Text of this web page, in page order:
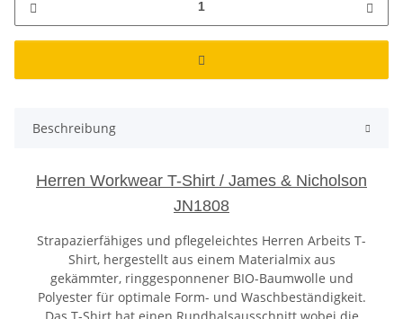
Beschreibung
Herren Workwear T-Shirt / James & Nicholson
JN1808
Strapazierfähiges und pflegeleichtes Herren Arbeits T-
Shirt, hergestellt aus einem Materialmix aus
gekämmter, ringgesponnener BIO-Baumwolle und
Polyester für optimale Form- und Waschbeständigkeit.